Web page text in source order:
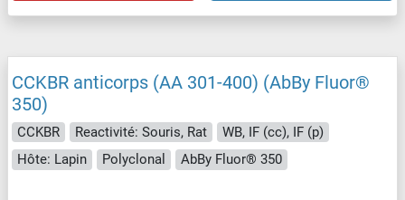
CCKBR anticorps (AA 301-400) (AbBy Fluor®
350)
CCKBR Reactivité: Souris, Rat
WB, IF (cc), IF (p)
Hôte: Lapin
Polyclonal AbBy Fluor® 350